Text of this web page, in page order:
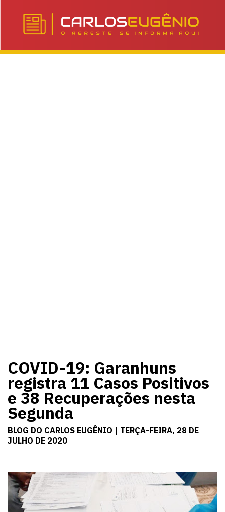
COVID-19: Garanhuns
registra 11 Casos Positivos
e 38 Recuperações nesta
Segunda
BLOG DO CARLOS EUGÊNIO | TERÇA-FEIRA, 28 DE
JULHO DE 2020